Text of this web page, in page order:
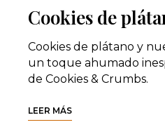
Cookies de
Cookies de plátano y
un toque ahumado
de Cookies & Crumbs.
LEER MÁS